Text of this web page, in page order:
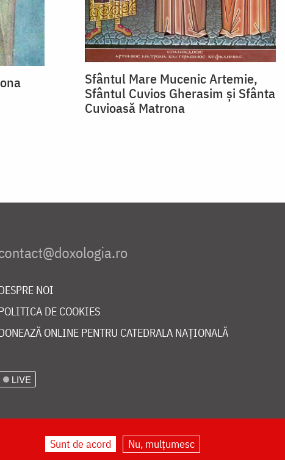
Sfântul Mare Mucenic Artemie,
Sfântul Cuvios Gherasim și Sfânta
Cuvioasă Matrona
NOI
DE COOKIES
ONLINE PENTRU CATEDRALA NAȚIONALĂ
LIVE
Sunt de acord Nu, mulțumesc